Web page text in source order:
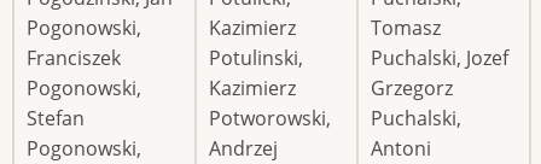
Pogonowski,
Franciszek
Pogonowski,
Stefan
Pogonowski,
Kazimierz
Potulinski,
Kazimierz
Potworowski,
Andrzej
Tomasz
Puchalski, Jozef
Grzegorz
Puchalski,
Antoni